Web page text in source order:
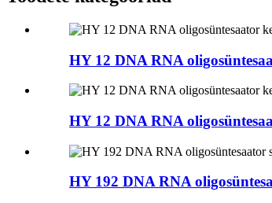
HY 12 DNA RNA
HY 12 DNA RNA
HY 192 DNA RNA